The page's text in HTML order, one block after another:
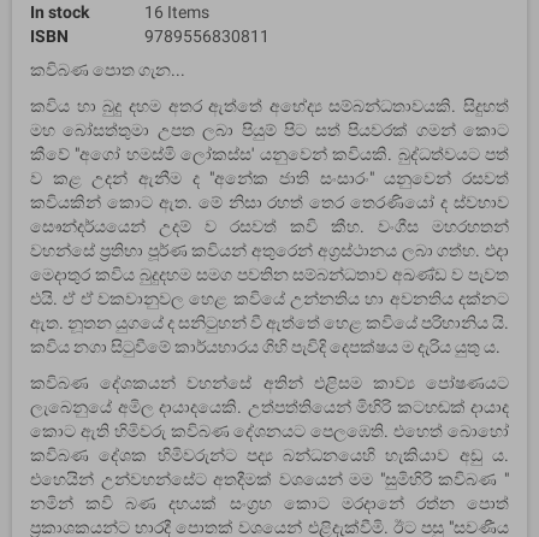
In stock
16 Items
ISBN
9789556830811
කවිබණ පොත ගැන...
කවිය හා බුදු දහම අතර ඇත්තේ අභේද්‍ය සම්බන්ධතාවයකි. සිදුහත්
මහ බෝසත්තුමා උපත ලබා පියුම් පිට සත් පියවරක් ගමන් කොට
කීවේ "අගෝ හමස්මි ලෝකස්ස' යනුවෙන් කවියකි. බුද්ධත්වයට පත්
ව කළ උදන් ඇනීම ද "අනේක ජාති සංසාරං" යනුවෙන් රසවත්
කවියකින් කොට ඇත. මේ නිසා රහත් තෙර තෙරණියෝ ද ස්වභාව
සෞන්දර්යයෙන් උදම් ව රසවත් කවි කීහ. වංගීස මහරහතන්
වහන්සේ ප්‍රතිභා පූර්ණ කවියන් අතුරෙන් අග්‍රස්ථානය ලබා ගත්හ. එදා
මෙදාතුර කවිය බුදුදහම සමග පවතින සම්බන්ධතාව අඛණ්ඩ ව පැවත
එයි. ඒ ඒ වකවානුවල හෙළ කවියේ උන්නතිය හා අවනතිය දක්නට
ඇත. නූතන යුගයේ ද සනිටුහන් වී ඇත්තේ හෙළ කවියේ පරිහානිය යි.
කවිය නගා සිටුවීමේ කාර්යභාරය ගිහි පැවිදි දෙපක්ෂය ම දැරිය යුතු ය.
කවිබණ දේශකයන් වහන්සේ අතින් එළිසම කාව්‍ය පෝෂණයට
ලැබෙනුයේ අමිල දායාදයෙකි. උත්පත්තියෙන් මිහිරි කටහඬක් දායාද
කොට ඇති හිමිවරු කවිබණ දේශනයට පෙලඹෙති. එහෙත් බොහෝ
කවිබණ දේශක හිමිවරුන්ට පද්‍ය බන්ධනයෙහි හැකියාව අඩු ය.
එහෙයින් උන්වහන්සේට අතදීමක් වශයෙන් මම "සුමිහිරි කවිබණ "
නමින් කවි බණ දහයක් සංග්‍රහ කොට මරදානේ රත්න පොත්
ප්‍රකාශකයන්ට භාරදී පොතක් වශයෙන් එළිදැක්වීමි. ඊට පසු "සවණීය